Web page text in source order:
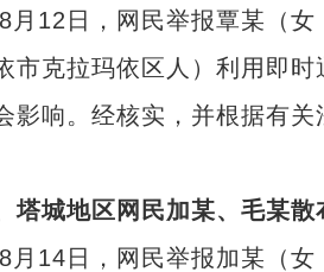
日，网民举报覃某（女
市克拉玛依区人）利用即
影响。经核实，并根据有
城地区网民加某、毛某散
日，网民举报加某（女